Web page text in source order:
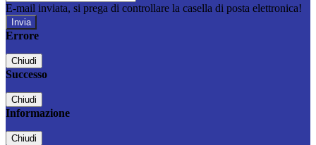
E-mail inviata, si prega di controllare la casella di posta elettronica!
Errore
Chiudi
Successo
Chiudi
Informazione
Chiudi